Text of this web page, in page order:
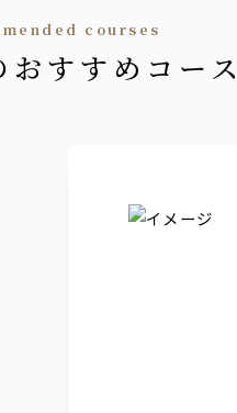
courses
おすすめコース